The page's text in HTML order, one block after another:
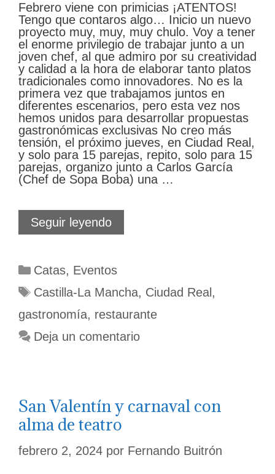
Febrero viene con primicias ¡ATENTOS!
Tengo que contaros algo… Inicio un nuevo
proyecto muy, muy, muy chulo. Voy a tener
el enorme privilegio de trabajar junto a un
joven chef, al que admiro por su creatividad
y calidad a la hora de elaborar tanto platos
tradicionales como innovadores. No es la
primera vez que trabajamos juntos en
diferentes escenarios, pero esta vez nos
hemos unidos para desarrollar propuestas
gastronómicas exclusivas No creo más
tensión, el próximo jueves, en Ciudad Real,
y solo para 15 parejas, repito, solo para 15
parejas, organizo junto a Carlos García
(Chef de Sopa Boba) una …
Seguir leyendoPara
San
a
Real
los
eventos
gastronómicos
exclusivos
Categorías
Catas, Eventos
Etiquetas
Castilla-La Mancha, Ciudad Real ,
gastronomía, restaurante
Deja un comentario
San Valentín y carnaval con
alma de teatro
febrero 2, 2024 por Fernando Buitrón